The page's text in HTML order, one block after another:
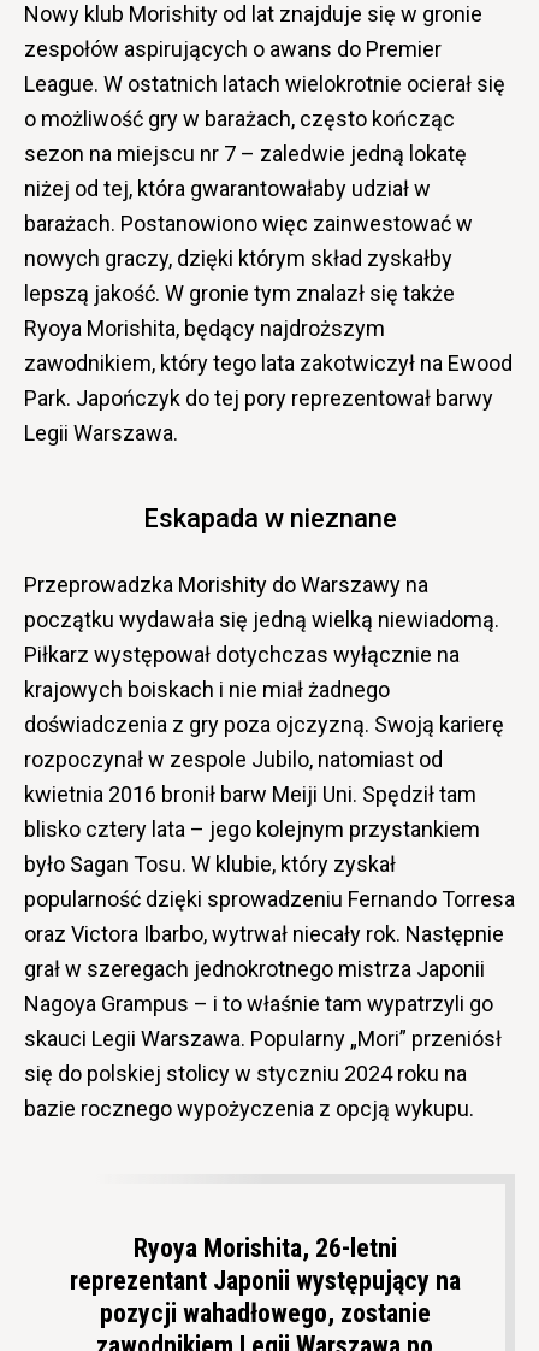
Nowy klub Morishity od lat znajduje się w gronie
zespołów aspirujących o awans do Premier
League. W ostatnich latach wielokrotnie ocierał się
o możliwość gry w barażach, często kończąc
sezon na miejscu nr 7 – zaledwie jedną lokatę
niżej od tej, która gwarantowałaby udział w
barażach. Postanowiono więc zainwestować w
nowych graczy, dzięki którym skład zyskałby
lepszą jakość. W gronie tym znalazł się także
Ryoya Morishita, będący najdroższym
zawodnikiem, który tego lata zakotwiczył na Ewood
Park. Japończyk do tej pory reprezentował barwy
Legii Warszawa.
Eskapada w nieznane
Przeprowadzka Morishity do Warszawy na
początku wydawała się jedną wielką niewiadomą.
Piłkarz występował dotychczas wyłącznie na
krajowych boiskach i nie miał żadnego
doświadczenia z gry poza ojczyzną. Swoją karierę
rozpoczynał w zespole Jubilo, natomiast od
kwietnia 2016 bronił barw Meiji Uni. Spędził tam
blisko cztery lata – jego kolejnym przystankiem
było Sagan Tosu. W klubie, który zyskał
popularność dzięki sprowadzeniu Fernando Torresa
oraz Victora Ibarbo, wytrwał niecały rok. Następnie
grał w szeregach jednokrotnego mistrza Japonii
Nagoya Grampus – i to właśnie tam wypatrzyli go
skauci Legii Warszawa. Popularny „Mori” przeniósł
się do polskiej stolicy w styczniu 2024 roku na
bazie rocznego wypożyczenia z opcją wykupu.
Ryoya Morishita, 26-letni
reprezentant Japonii występujący na
pozycji wahadłowego, zostanie